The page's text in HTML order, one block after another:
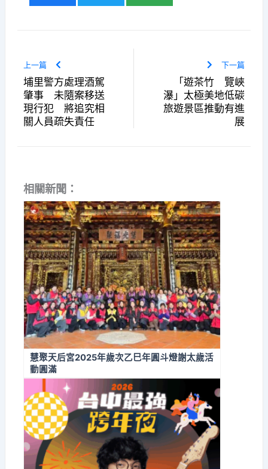
上一篇
埔里警方處理酒駕
肇事 未隨案移送
現行犯 將追究相
關人員疏失責任
下一篇
「遊茶竹 覽峽
瀑」太極美地低碳
旅遊景區推動有進
展
相關新聞：
慧聚天后宮2025年歲次乙巳年圓斗燈謝太歲活
動圓滿